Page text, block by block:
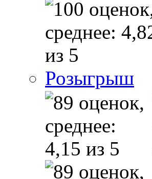
Розыгрыш